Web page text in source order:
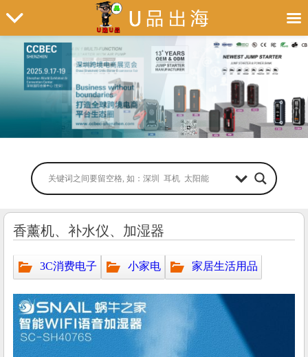
香薰机、补水仪、加湿器
3C消费电子 小家电 家居生活用品